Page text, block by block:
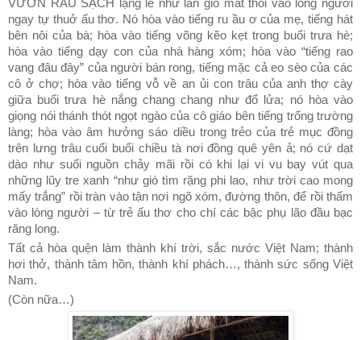
VƯỜN RAU SẠCH lặng lẽ như làn gió mát thổi vào lòng người
ngay tự thuở ấu thơ. Nó hòa vào tiếng ru ầu ơ của mẹ, tiếng hát
bên nôi của bà; hòa vào tiếng võng kẽo kẹt trong buổi trưa hè;
hòa vào tiếng dạy con của nhà hàng xóm; hòa vào “tiếng rao
vang đâu đây” của người bán rong, tiếng mặc cả eo sèo của các
cô ở chợ; hòa vào tiếng vỗ về an ủi con trâu của anh thợ cày
giữa buổi trưa hè nắng chang chang như đổ lửa; nó hòa vào
giọng nói thánh thót ngọt ngào của cô giáo bên tiếng trống trường
làng; hòa vào âm hưởng sáo diều trong trẻo của trẻ mục đồng
trên lưng trâu cuối buổi chiều tà nơi đồng quê yên ả; nó cứ dạt
dào như suối nguồn chảy mãi rồi có khi lại vi vu bay vút qua
những lũy tre xanh “như gió tìm rặng phi lao, như trời cao mong
mấy trắng” rồi tràn vào tận nơi ngõ xóm, đường thôn, để rồi thấm
vào lòng người – từ trẻ ấu thơ cho chí các bậc phụ lão đầu bạc
răng long.
Tất cả hòa quện làm thành khí trời, sắc nước Việt Nam; thành
hơi thở, thành tâm hồn, thành khí phách…, thành sức sống Việt
Nam.
(Còn nữa…)